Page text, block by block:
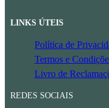
LINKS ÚTEIS
Política de
Termos e
Livro de
REDES SOCIAIS